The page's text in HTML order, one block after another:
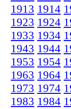
1913 1914
1923 1924
1933 1934
1943 1944
1953 1954
1963 1964
1973 1974
1983 1984